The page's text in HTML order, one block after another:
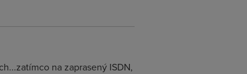
na zaprasený ISDN,